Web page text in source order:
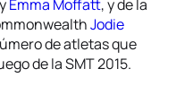
Emma Moffatt, y de la
Jodie
de atletas que
de la SMT 2015.